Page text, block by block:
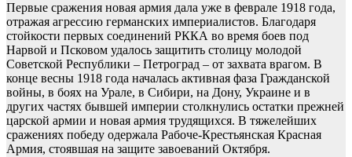
Первые сражения новая армия дала уже в феврале 1918 года,
отражая агрессию германских империалистов. Благодаря
стойкости первых соединений РККА во время боев под
Нарвой и Псковом удалось защитить столицу молодой
Советской Республики – Петроград – от захвата врагом. В
конце весны 1918 года началась активная фаза Гражданской
войны, в боях на Урале, в Сибири, на Дону, Украине и в
других частях бывшей империи столкнулись остатки прежней
царской армии и новая армия трудящихся. В тяжелейших
сражениях победу одержала Рабоче-Крестьянская Красная
Армия, стоявшая на защите завоеваний Октября.